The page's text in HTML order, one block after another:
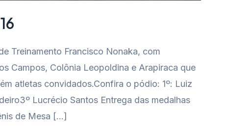
Treinamento Francisco Nonaka, com
Campos, Colônia Leopoldina e Arapiraca que
atletas convidados.Confira o pódio: 1º: Luiz
Lucrécio Santos Entrega das medalhas
de Mesa […]